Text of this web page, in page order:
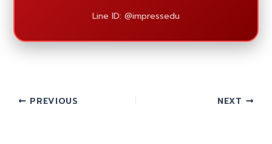
Line ID: @impressedu
PREVIOUS NEXT